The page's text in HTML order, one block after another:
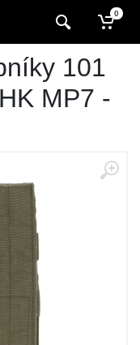
0
101
MP7 -